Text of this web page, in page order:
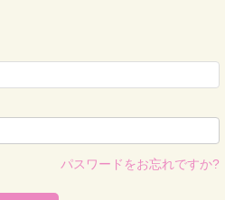
パスワードをお忘れですか?